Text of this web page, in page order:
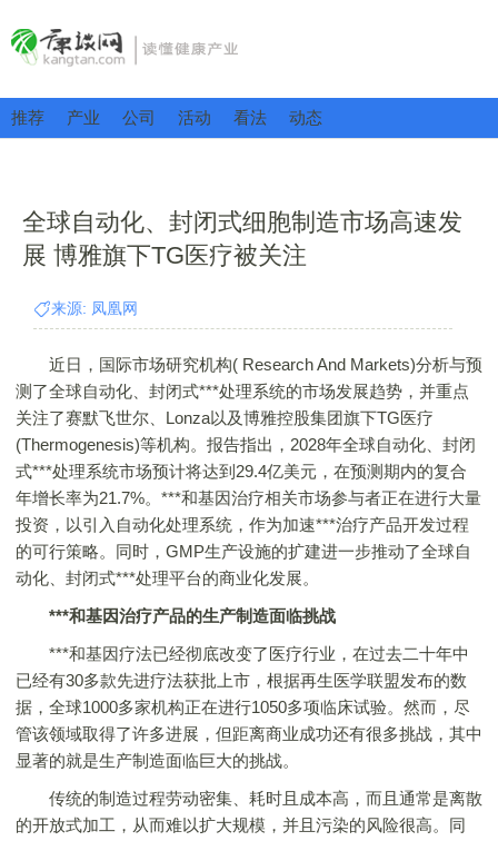
推荐 产业 公司 活动 看法 动态
全球自动化、封闭式细胞制造市场高速发
展 博雅旗下TG医疗被关注
来源: 凤凰网
近日，国际市场研究机构( Research And Markets)分析与预
测了全球自动化、封闭式***处理系统的市场发展趋势，并重点
关注了赛默飞世尔、Lonza以及博雅控股集团旗下TG医疗
(Thermogenesis)等机构。报告指出，2028年全球自动化、封闭
式***处理系统市场预计将达到29.4亿美元，在预测期内的复合
年增长率为21.7%。***和基因治疗相关市场参与者正在进行大量
投资，以引入自动化处理系统，作为加速***治疗产品开发过程
的可行策略。同时，GMP生产设施的扩建进一步推动了全球自
动化、封闭式***处理平台的商业化发展。
***和基因治疗产品的生产制造面临挑战
***和基因疗法已经彻底改变了医疗行业，在过去二十年中
已经有30多款先进疗法获批上市，根据再生医学联盟发布的数
据，全球1000多家机构正在进行1050多项临床试验。然而，尽
管该领域取得了许多进展，但距离商业成功还有很多挑战，其中
显著的就是生产制造面临巨大的挑战。
传统的制造过程劳动密集、耗时且成本高，而且通常是离散
的开放式加工，从而难以扩大规模，并且污染的风险很高。同